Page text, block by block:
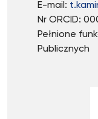
E-mail:
Nr ORCID:
Pełnione
Publicznych